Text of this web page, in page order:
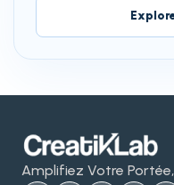
Amplifiez Votre